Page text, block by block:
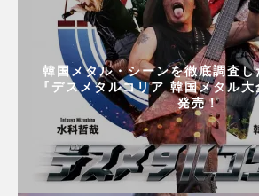
韓国メタル・シーンを徹底調査
『デスメタルコリア 韓国メタル
発売！